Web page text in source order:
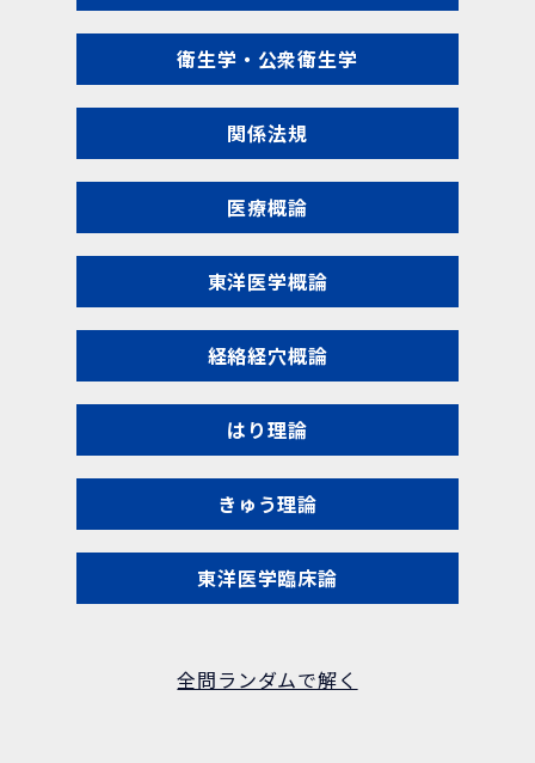
衛生学・公衆衛生学
関係法規
医療概論
東洋医学概論
経絡経穴概論
はり理論
きゅう理論
東洋医学臨床論
全問ランダムで解く